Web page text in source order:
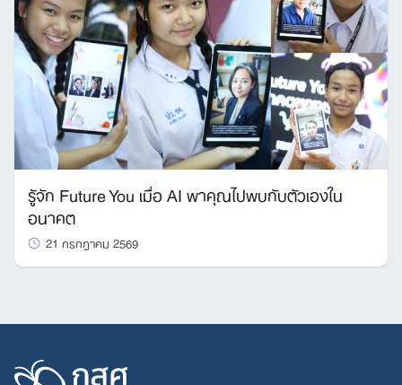
รู้จัก Future You เมื่อ AI พาคุณไปพบกับตัวเองใน
อนาคต
21 กรกฎาคม 2569